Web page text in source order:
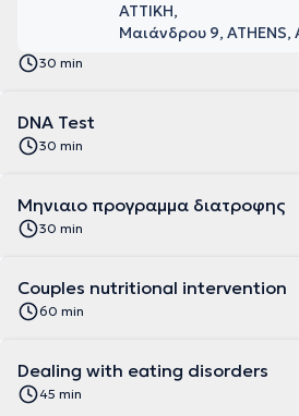
ΑΤΤΙΚΗ
Μαιάνδρου 9, ATHENS,
30 min
DNA Test
30 min
Μηνιαιο προγραμμα διατροφης
30 min
Couples nutritional intervention
60 min
Dealing with eating disorders
45 min